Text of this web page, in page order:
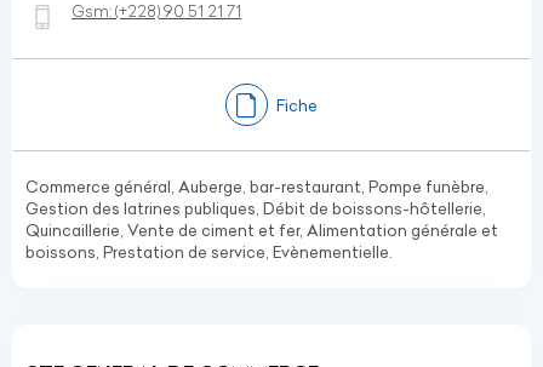
Gsm:(+228)90 51 21 71
Fiche
Commerce général, Auberge, bar-restaurant, Pompe funèbre,
Gestion des latrines publiques, Débit de boissons-hôtellerie,
Quincaillerie, Vente de ciment et fer, Alimentation générale et
boissons, Prestation de service, Evènementielle.